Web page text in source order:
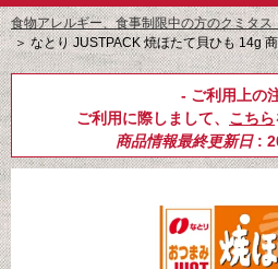
食物アレルギー、食事制限中の方のクミタス
＞なとり JUSTPACK 焼ほたて貝ひも 14g
- ご利用上の
ご利用に際しまして、 こちら
商品情報最終更新日: